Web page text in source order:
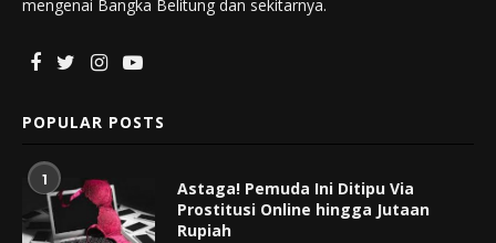
mengenai Bangka Belitung dan sekitarnya.
POPULAR POSTS
1
Astaga! Pemuda Ini Ditipu Via
Prostitusi Online hingga Jutaan
Rupiah